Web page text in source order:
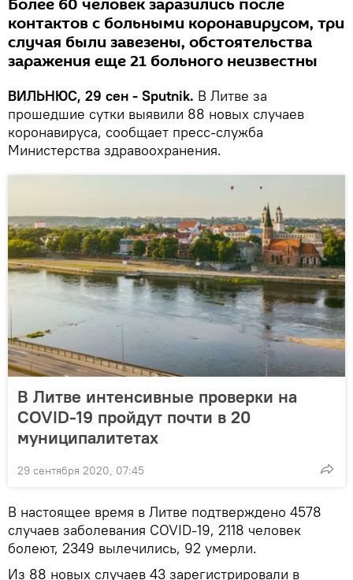
Более 60 человек заразились после
контактов с больными коронавирусом, три
случая были завезены, обстоятельства
заражения еще 21 больного неизвестны
ВИЛЬНЮС, 29 сен - Sputnik. В Литве за
прошедшие сутки выявили 88 новых случаев
коронавируса, сообщает пресс-служба
Министерства здравоохранения.
В Литве интенсивные проверки на
COVID-19 пройдут почти в 20
муниципалитетах
29 сентября 2020, 07:45
В настоящее время в Литве подтверждено 4578
случаев заболевания COVID-19, 2118 человек
болеют, 2349 вылечились, 92 умерли.
Из 88 новых случаев 43 зарегистрировали в